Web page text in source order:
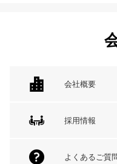
会社概要
採用情報
よくあるご質